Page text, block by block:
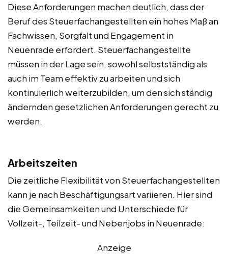
Diese Anforderungen machen deutlich, dass der
Beruf des Steuerfachangestellten ein hohes Maß an
Fachwissen, Sorgfalt und Engagement in
Neuenrade erfordert. Steuerfachangestellte
müssen in der Lage sein, sowohl selbstständig als
auch im Team effektiv zu arbeiten und sich
kontinuierlich weiterzubilden, um den sich ständig
ändernden gesetzlichen Anforderungen gerecht zu
werden.
Arbeitszeiten
Die zeitliche Flexibilität von Steuerfachangestellten
kann je nach Beschäftigungsart variieren. Hier sind
die Gemeinsamkeiten und Unterschiede für
Vollzeit-, Teilzeit- und Nebenjobs in Neuenrade:
Anzeige